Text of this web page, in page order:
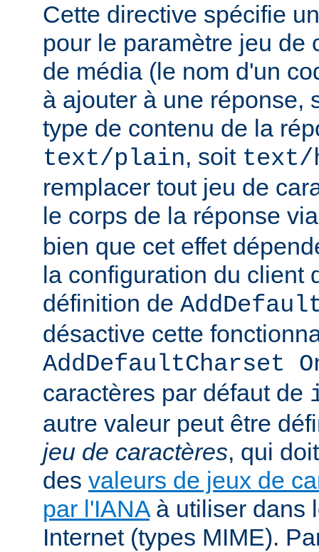
Cette directive spécifie
pour le paramètre jeu de
de média (le nom d'un
à ajouter à une réponse,
type de contenu de la
text/plain, soit text/
remplacer tout jeu de
le corps de la réponse
bien que cet effet
la configuration du client
définition de
désactive cette
AddDefaultCharset
caractères par défaut de
autre valeur peut être
jeu de caractères, qui
des valeurs de jeux de
par l'IANAà utiliser dans
Internet (types MIME).